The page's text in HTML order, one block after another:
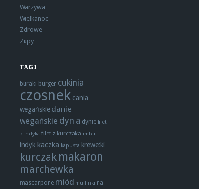
Warzywa
Wielkanoc
Zdrowe
Zupy
TAGI
buraki burger cukinia
czosnek dania
wegańskie danie
wegańskie dynia dynie filet
z indyka filet z kurczaka imbir
indyk kaczka kapusta krewetki
kurczakmakaron
marchewka
mascarpone miód muffinki na